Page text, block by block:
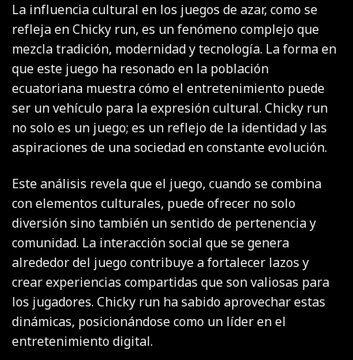
La influencia cultural en los juegos de azar, como se
refleja en Chicky run, es un fenómeno complejo que
mezcla tradición, modernidad y tecnología. La forma en
que este juego ha resonado en la población
ecuatoriana muestra cómo el entretenimiento puede
ser un vehículo para la expresión cultural. Chicky run
no solo es un juego; es un reflejo de la identidad y las
aspiraciones de una sociedad en constante evolución.
Este análisis revela que el juego, cuando se combina
con elementos culturales, puede ofrecer no solo
diversión sino también un sentido de pertenencia y
comunidad. La interacción social que se genera
alrededor del juego contribuye a fortalecer lazos y
crear experiencias compartidas que son valiosas para
los jugadores. Chicky run ha sabido aprovechar estas
dinámicas, posicionándose como un líder en el
entretenimiento digital.